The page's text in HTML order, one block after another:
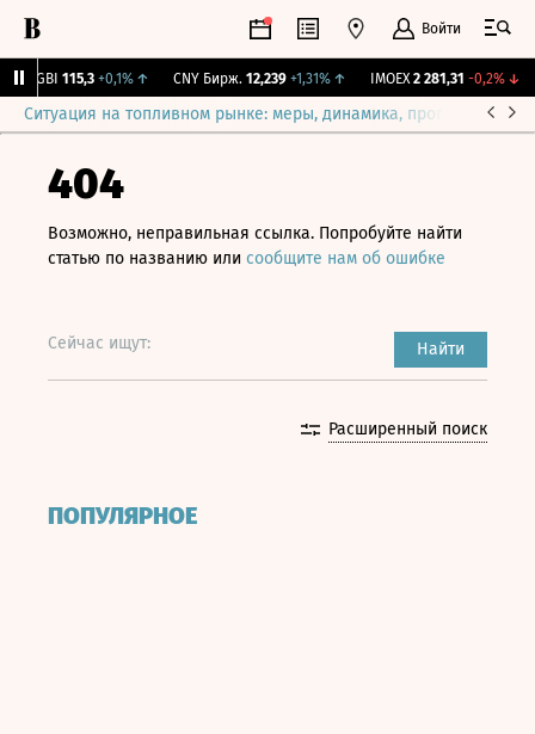
Войти
RGBI 115,3 +0,1% ↑ CNY Бирж. 12,239 +1,31% ↑ IMOEX 2 281,31 -0,2%↓
Ситуация на топливном рынке: меры, динамика, прогнозы
404
Возможно, неправильная ссылка. Попробуйте найти
статью по названию или сообщите нам об ошибке
Сейчас ищут: Найти
Расширенный поиск
ПОПУЛЯРНОЕ